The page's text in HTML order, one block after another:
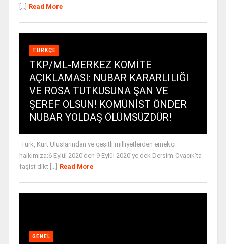
Read More
TÜRKÇE
TKP/ML-MERKEZ KOMİTE
AÇIKLAMASI: NUBAR KARARLILIĞI
VE ROSA TUTKUSUNA ŞAN VE
ŞEREF OLSUN! KOMÜNİST ÖNDER
NUBAR YOLDAŞ ÖLÜMSÜZDÜR!
Türk, Kürt Uluslarından ve çeşitli milliyetlerden emekçi
halkımıza;6 Eylül 2020’den 9 Eylül 2020’ye dek Dersim-Ovacık’ta
faşist dikt [...]
Read More
GENEL